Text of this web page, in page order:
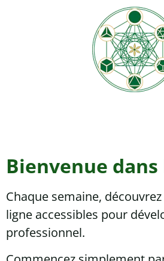
Bienvenue dans
Chaque semaine,
ligne accessibles pour
professionnel.